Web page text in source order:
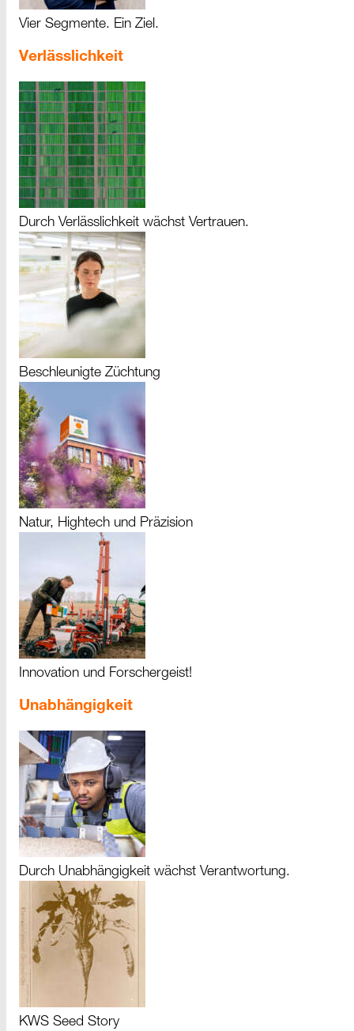
Vier Segmente. Ein Ziel.
Verlässlichkeit
Durch Verlässlichkeit wächst Vertrauen.
Beschleunigte Züchtung
Natur, Hightech und Präzision
Innovation und Forschergeist!
Unabhängigkeit
Durch Unabhängigkeit wächst Verantwortung.
KWS Seed Story